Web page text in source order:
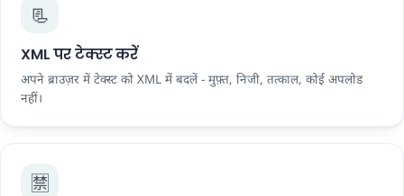
📃
XML पर टेक्स्ट करें
अपने ब्राउज़र में टेक्स्ट को XML में बदलें - मुफ़्त, निजी, तत्काल, कोई अपलोड
नहीं।
🈲